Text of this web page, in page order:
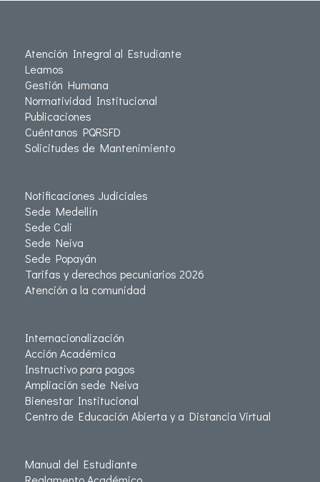
Atención Integral al Estudiante
Leamos
Gestión Humana
Normatividad Institucional
Publicaciones
Cuéntanos PQRSFD
Solicitudes de Mantenimiento
Notificaciones Judiciales
Sede Medellín
Sede Cali
Sede Neiva
Sede Popayán
Tarifas y derechos pecuniarios 2026
Atención a la comunidad
Internacionalización
Acción Académica
Instructivo para pagos
Ampliación sede Neiva
Bienestar Institucional
Centro de Educación Abierta y a Distancia Virtual
Manual del Estudiante